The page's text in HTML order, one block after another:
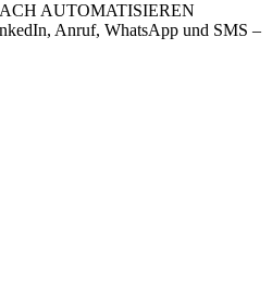
AUTOMATISIEREN
Anruf, WhatsApp und SMS –